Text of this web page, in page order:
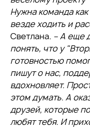
Нужна команда
везде ходить и
Светлана. – А еще
понять, что у
готовностью
пишут о нас,
вдохновляет.
этом думать. А
друзей, которые
любят тебя. И